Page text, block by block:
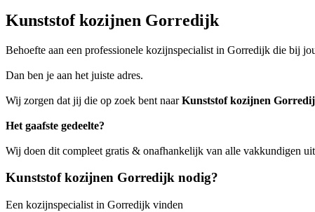
Kunststof kozijnen Gorredijk
Behoefte aan een professionele kozijnspecialist in Gorredijk die bij
Dan ben je aan het juiste adres.
Wij zorgen dat jij die op zoek bent naarKunststof kozijnen
Het gaafste gedeelte?
Wij doen dit compleet gratis & onafhankelijk van alle vakkundigen
Kunststof kozijnen Gorredijk nodig?
Een kozijnspecialist in Gorredijk vinden